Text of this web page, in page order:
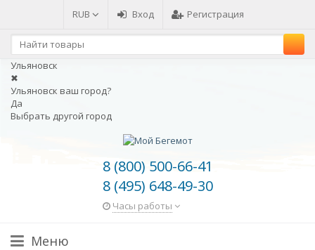
RUB Вход Регистрация
Ульяновск
✖
Ульяновск ваш город?
Да
Выбрать другой город
8 (800) 500-66-41
8 (495) 648-49-30
Часы работы
Меню